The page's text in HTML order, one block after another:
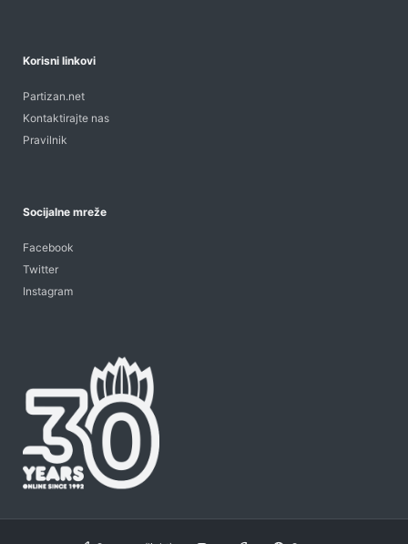
Korisni linkovi
Partizan.net
Kontaktirajte nas
Pravilnik
Socijalne mreže
Facebook
Twitter
Instagram